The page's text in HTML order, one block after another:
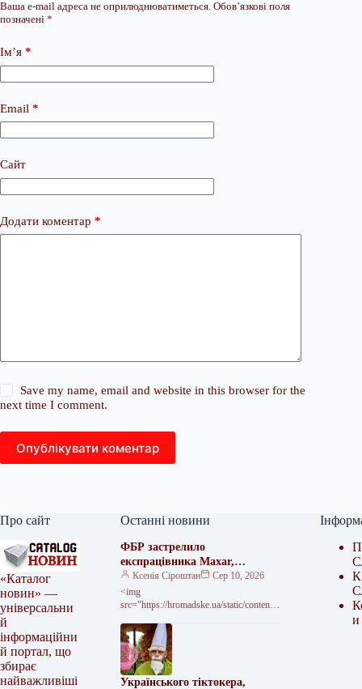
Ваша e-mail адреса не оприлюднюватиметься. Обов’язкові поля
позначені *
Ім’я *
Email *
Сайт
Додати коментар *
Save my name, email and website in this browser for the
next time I comment.
Опублікувати коментар
Про сайт
«Каталог
новин» —
універсальни
й
інформаційни
й портал, що
збирає
найважливіші
Останні новини
ФБР застрелило
експрацівника Maxar,
підозрюваного у шпигунстві
на користь РФ
Ксенія Сіроштан
Сер 10, 2026
<img
src="https://hromadske.ua/static/content/t
c16x9x45px34p-rc–
100c80985120346737154f840b0570f7.
webp" alt="Ілля Бєлоозеров"
width="864" height="486" Ілля
Бєлоозеров 4 жовтня 2024 року на
Українського тіктокера,
и